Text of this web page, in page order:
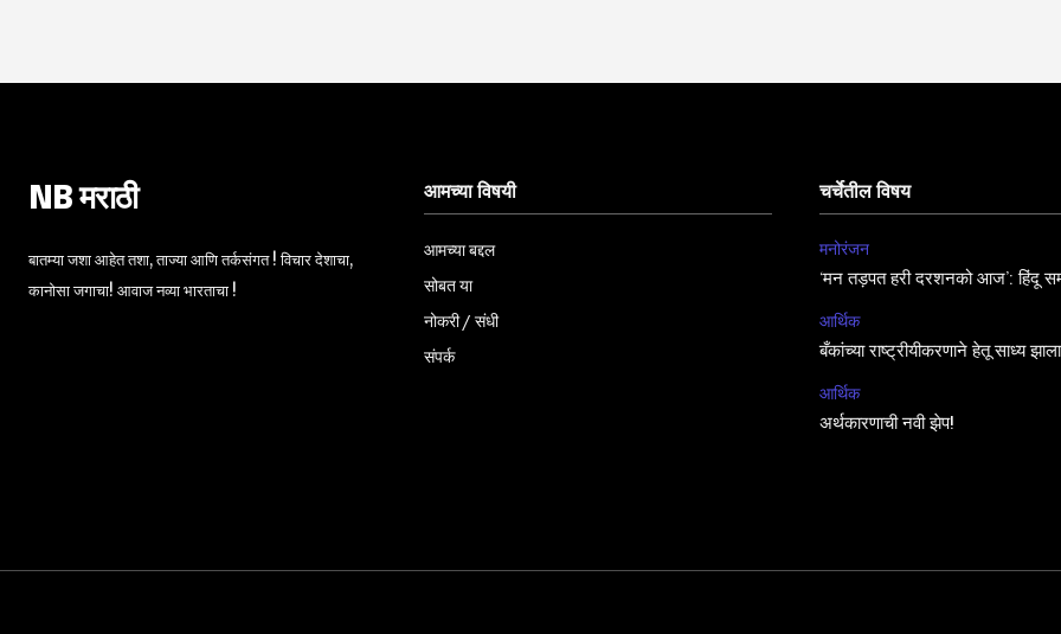
NB मराठी
बातम्या जशा आहेत तशा, ताज्या आणि तर्कसंगत ! विचार देशाचा,
कानोसा जगाचा! आवाज नव्या भारताचा !
आमच्या विषयी
आमच्या बद्दल
सोबत या
नोकरी / संधी
संपर्क
चर्चेतील विषय
मनोरंजन
‘मन तड़पत हरी दरशनको आज’: हिंदू
आर्थिक
बँकांच्या राष्ट्रीयीकरणाने हेतू साध्य
आर्थिक
अर्थकारणाची नवी झेप!